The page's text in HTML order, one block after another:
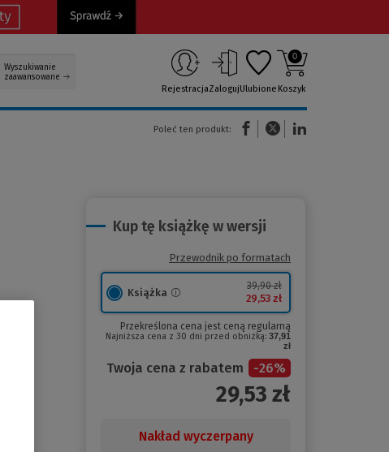
Wyszukiwanie
zaawansowane
RejestracjaZalogujUlubione
0
Koszyk
Poleć ten produkt:
(Nowe okno)(Link do innej strony)
Kup tę książkę w wersji
Przewodnik po formatach
Książka
39,90 zł
29,53 zł
Przekreślona cena jest ceną regularną
Najniższa cena z 30 dni przed obniżką: 37,91
zł
Twoja cena z rabatem -26%
29,53 zł
Nakład wyczerpany